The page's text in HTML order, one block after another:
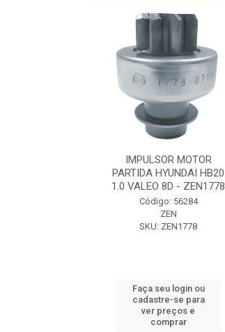
IMPULSOR MOTOR
PARTIDA HYUNDAI HB20
1.0 VALEO 8D - ZEN1778
Código: 56284
ZEN
SKU: ZEN1778
Faça seu login ou
cadastre-se para
ver preços e
comprar